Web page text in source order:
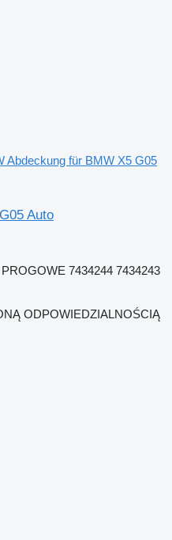
Abdeckung für BMW X5 G05
Auto
7434244 7434243
ODPOWIEDZIALNOŚCIĄ